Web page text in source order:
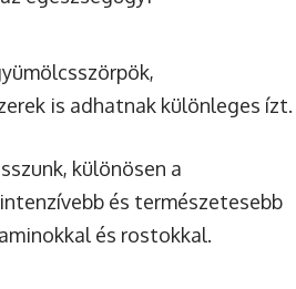
is adhatnak különleges ízt.
különösen a
és természetesebb
és rostokkal.